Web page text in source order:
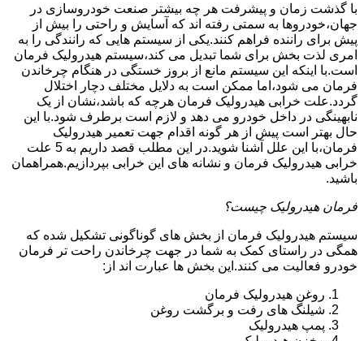
با گذشت زمان و پیشرفت هر چه بیشتر صنعت خودروسازی در
جهان،خودروها به سمتی رفته اند که آسایش و راحتی را بیش از
پیش برای راننده فراهم کنند.یکی از سیستم هایی که رانندگی را به
امری لذت بخش برای شما تبدیل می کند،سیستم هیدرولیک فرمان
است.با اینکه این سیستم مانع از بروز خستگی در هنگام چرخاندن
فرمان می شود،اما ممکن است به دلایل مختلف دچار اختلال
گردد.علت خرابی هیدرولیک فرمان هرچه که باشد،نشان از یک
نابهینگی در داخل خودرو می دهد و لازم است برطرف شود.با این
حال بهتر است پیش از هر گونه اقدام جهت تعمیر هیدرولیک
فرمان،با این علل آشنا شوید.در این مطلب قصد داریم به 5 علت
خرابی هیدرولیک فرمان و نشانه های این خرابی بپردازیم.همراهمان
باشید.
فرمان هیدرولیک چیست؟
سیستم هیدرولیک فرمان از بخش های گوناگونی تشکیل شده که
همگی در راستای کمک به شما در جهت چرخاندن راحت تر فرمان
خودرو فعالیت می کنند.این بخش ها عبارت اند از:
روغن هیدرولیک فرمان
شیلنگ های رفت و برگشت روغن
پمپ هیدرولیک